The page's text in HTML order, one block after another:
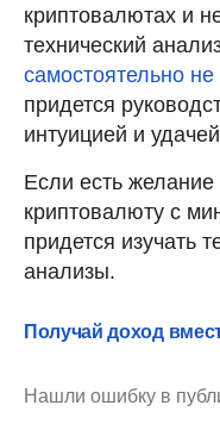
криптовалютах и
технический
самостоятельно
придется
интуицией и
Если есть желание
криптовалюту с
придется изучать
анализы.
Получай доход
Нашли ошибку в